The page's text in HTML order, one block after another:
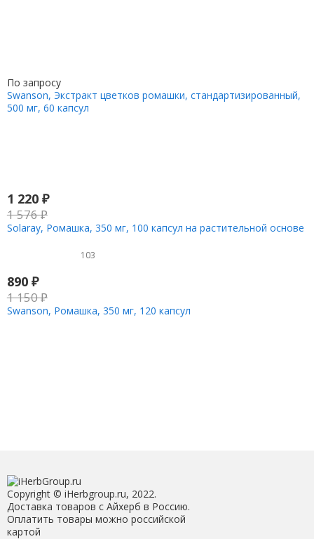
По запросу
Swanson, Экстракт цветков ромашки, стандартизированный,
500 мг, 60 капсул
1 220 ₽
1 576₽
Solaray, Ромашка, 350 мг, 100 капсул на растительной основе
103
890 ₽
1 150₽
Swanson, Ромашка, 350 мг, 120 капсул
Copyright © iHerbgroup.ru, 2022.
Доставка товаров с Айхерб в Россию.
Оплатить товары можно российской
картой